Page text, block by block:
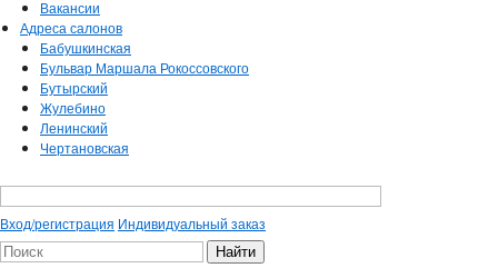
Вакансии
Адреса салонов
Бабушкинская
Бульвар Маршала Рокоссовского
Бутырский
Жулебино
Ленинский
Чертановская
Вход/регистрация Индивидуальный заказ